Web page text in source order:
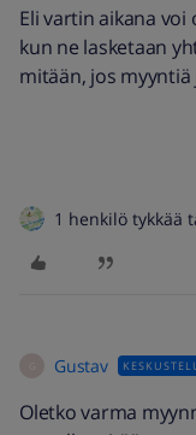
Eli vartin aikana
kun ne lasketaan
mitään, jos
1 henkilö tykkää
Gustav
Oletko varma